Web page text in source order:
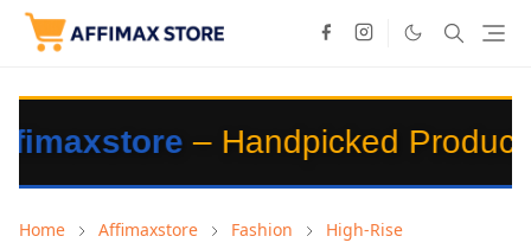
– Handpicked Products for You 💎
Home Affimaxstore Fashion High-Rise